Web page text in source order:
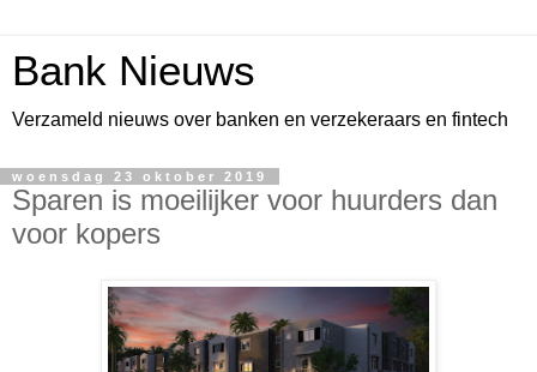
Bank Nieuws
Verzameld nieuws over banken en verzekeraars en fintech
woensdag 23 oktober 2019
Sparen is moeilijker voor huurders dan
voor kopers